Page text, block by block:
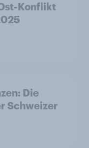
Konflikt
Die
Schweizer